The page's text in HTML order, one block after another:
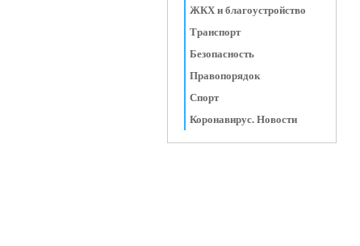
ЖКХ и благоустройство
Транспорт
Безопасность
Правопорядок
Спорт
Коронавирус. Новости